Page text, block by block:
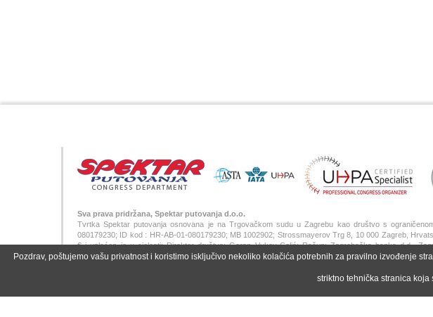
Sva prava pridržana, Spektar putovanja d.o.o.
Tvrtka Spektar putovanja osnovana je na Trgovačkom sudu u Zagrebu kao društvo s
080179230; ID kod : HR-AB-01-080179230; MB 1002902; Strossmayerov Trg 8, 10 000 Zagreb,
€ i uplaćen je u cjelosti; Direktor društva: Goran Vukov-Colić; Račun: Zagrebačka banka d.d.,
SWIFT/BIC: ZABAHR2X;
Pozdrav, poštujemo vašu privatnost i koristimo isključivo nekoliko kolačića potrebnih za pravilno izvođenje
striktno tehnička stranica